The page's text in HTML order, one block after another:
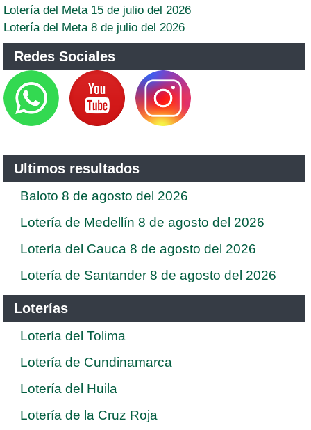
Lotería del Meta 15 de julio del 2026
Lotería del Meta 8 de julio del 2026
Redes Sociales
Ultimos resultados
Baloto 8 de agosto del 2026
Lotería de Medellín 8 de agosto del 2026
Lotería del Cauca 8 de agosto del 2026
Lotería de Santander 8 de agosto del 2026
Loterías
Lotería del Tolima
Lotería de Cundinamarca
Lotería del Huila
Lotería de la Cruz Roja